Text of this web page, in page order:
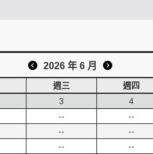
2026 年 6 月
週三 週四
3
--
--
--
4
--
--
--